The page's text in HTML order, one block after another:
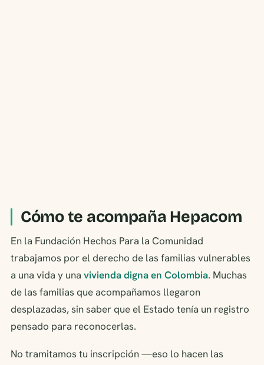
Cómo te acompaña Hepacom
En la Fundación Hechos Para la Comunidad
trabajamos por el derecho de las familias vulnerables
a una vida y una vivienda digna en Colombia. Muchas
de las familias que acompañamos llegaron
desplazadas, sin saber que el Estado tenía un registro
pensado para reconocerlas.
No tramitamos tu inscripción —eso lo hacen las